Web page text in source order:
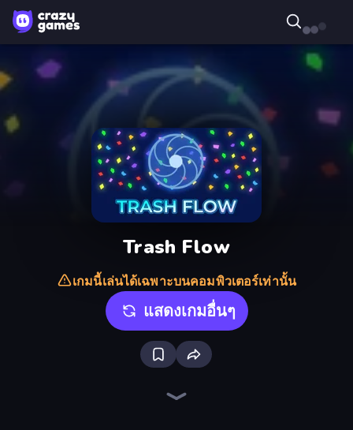
Trash Flow
เกมนี้เล่นได้เฉพาะบนคอมพิวเตอร์เท่านั้น
แสดงเกมอื่นๆ